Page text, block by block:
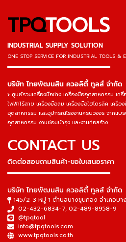
TPQTOOLS
INDUSTRIAL SUPPLY SOLUTION
ONE STOP SERVICE FOR INDUSTRIAL TOOLS &
▬▬▬▬▬▬▬▬▬▬▬▬▬▬▬
บริษัท ไทยพัฒนสิน ควอลิตี้ ทูลส์ จำกัด
ศูนย์รวมเครื่องมือช่าง เครื่องมืออุตสาหกรรม เ
ไฟฟ้าไร้สาย เครื่องมือลม เครื่องมือไฮโดรลิค เครื่อ
อุตสาหกรรม และอุปกรณ์โรงงานครบวงจร จากแบ
อุตสาหกรรม งานซ่อมบำรุง และงานก่อสร้าง
CONTACT US
ติดต่อสอบถามสินค้า-ขอใบเสนอราคา
▬▬▬▬▬▬▬▬▬▬▬▬▬▬▬
บริษัท ไทยพัฒนสิน ควอลิตี้ ทูลส์ จำกัด
145/2-3 หมู่ 1 ตำบลบางขุนกอง อำเภอบา
02-432-6834-7, 02-489-8958-9
@tpqtool
info@tpqtools.com
www.tpqtools.co.th